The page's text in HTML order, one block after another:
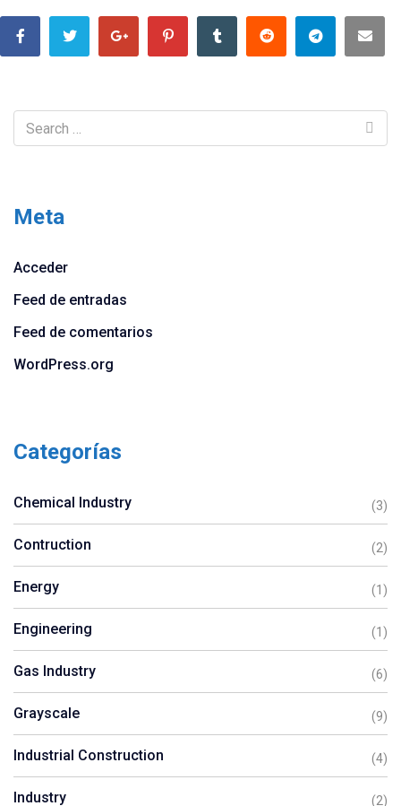
Meta
Acceder
Feed de entradas
Feed de comentarios
WordPress.org
Categorías
Chemical Industry (3)
Contruction (2)
Energy (1)
Engineering (1)
Gas Industry (6)
Grayscale (9)
Industrial Construction (4)
Industry (2)